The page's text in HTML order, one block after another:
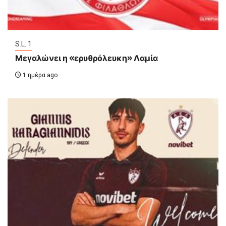
S.L. 1
Μεγαλώνει η «ερυθρόλευκη» Λαμία
1 ημέρα ago